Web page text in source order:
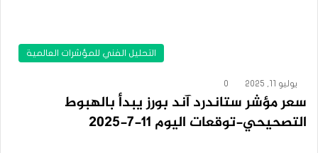
التحليل الفني للمؤشرات العالمية
يوليو 11, 2025 0
سعر مؤشر ستاندرد آند بورز يبدأ بالهبوط
التصحيحي-توقعات اليوم 11-7-2025